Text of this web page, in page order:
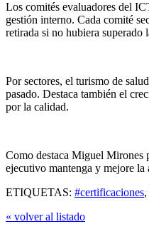
Los comités evaluadores del
gestión interno. Cada comité
retirada si no hubiera superado
Por sectores, el turismo de
pasado. Destaca también el
por la calidad.
Como destaca Miguel Mirones
ejecutivo mantenga y mejore
ETIQUETAS: #certificaciones,
« volver al listado